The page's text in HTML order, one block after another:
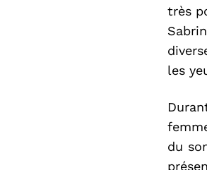
très
les
du